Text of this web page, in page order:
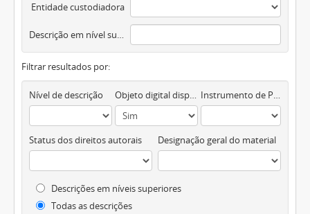
Entidade custodiadora
Descrição em nível superior
Filtrar resultados por:
Nível de descrição Objeto digital disponível Instrumento de Pesquisa
Status dos direitos autorais Designação geral do material
Descrições em níveis superiores
Todas as descrições